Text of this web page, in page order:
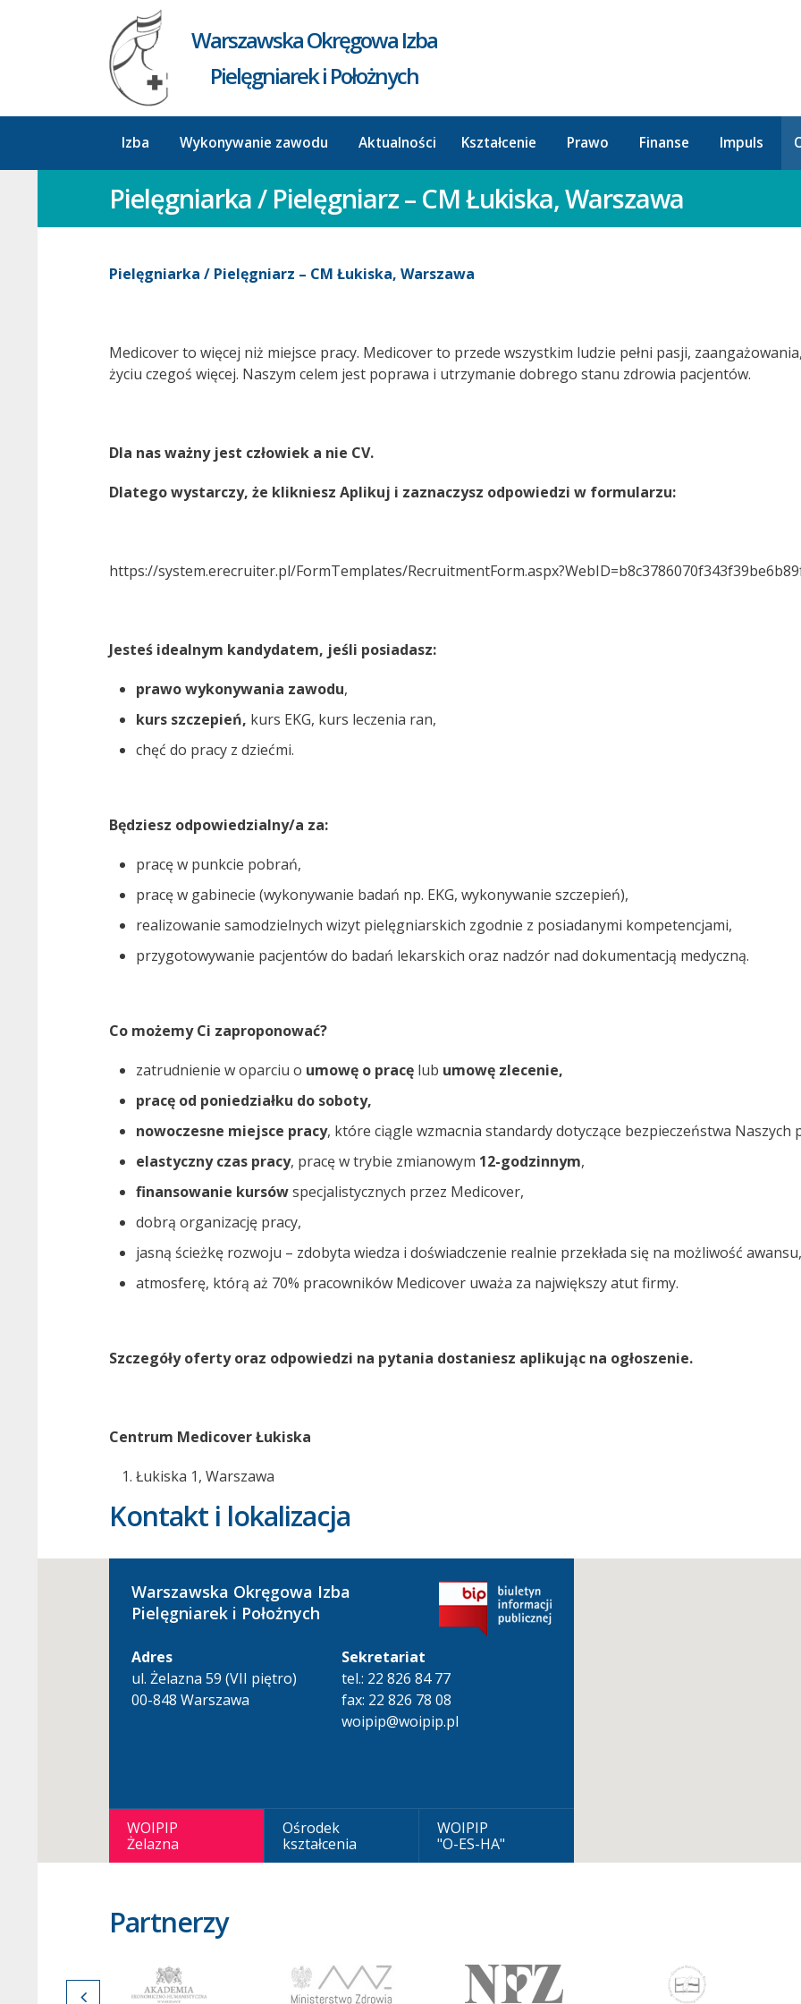
Warszawska Okręgowa Izba
Pielęgniarek i Położnych
Izba Wykonywanie zawodu Aktualności Kształcenie Prawo Finanse Impuls
Pielęgniarka / Pielęgniarz – CM Łukiska, Warszawa
Pielęgniarka / Pielęgniarz – CM Łukiska, Warszawa
Medicover to więcej niż miejsce pracy. Medicover to przede wszystkim ludzie pełni pasji,
życiu czegoś więcej. Naszym celem jest poprawa i utrzymanie dobrego stanu zdrowia pacjentów.
Dla nas ważny jest człowiek a nie CV.
Dlatego wystarczy, że klikniesz Aplikuj i zaznaczysz odpowiedzi w formularzu:
https://system.erecruiter.pl/FormTemplates/
Jesteś idealnym kandydatem, jeśli posiadasz:
prawo wykonywania zawodu,
kurs szczepień, kurs EKG, kurs leczenia ran,
chęć do pracy z dziećmi.
Będziesz odpowiedzialny/a za:
pracę w punkcie pobrań,
pracę w gabinecie (wykonywanie badań np. EKG, wykonywanie szczepień),
realizowanie samodzielnych wizyt pielęgniarskich zgodnie z posiadanymi kompetencjami,
przygotowywanie pacjentów do badań lekarskich oraz nadzór nad dokumentacją medyczną.
Co możemy Ci zaproponować?
zatrudnienie w oparciu o umowę o pracę lub umowę zlecenie,
pracę od poniedziałku do soboty,
nowoczesne miejsce pracy, które ciągle wzmacnia standardy dotyczące bezpieczeństwa Naszych
elastyczny czas pracy, pracę w trybie zmianowym 12-godzinnym,
finansowanie kursówspecjalistycznych przez Medicover,
dobrą organizację pracy,
jasną ścieżkę rozwoju – zdobyta wiedza i doświadczenie realnie przekłada się na możliwość awansu,
atmosferę, którą aż 70% pracowników Medicover uważa za największy atut firmy.
Szczegóły oferty oraz odpowiedzi na pytania dostaniesz aplikując na ogłoszenie.
Centrum Medicover Łukiska
Łukiska 1​​, Warszawa
Kontakt i lokalizacja
Warszawska Okręgowa Izba
Pielęgniarek i Położnych
Adres
ul. Żelazna 59 (VII piętro)
00-848 Warszawa
Sekretariat
tel.: 22 826 84 77
fax: 22 826 78 08
woipip@woipip.pl
WOIPIP
Żelazna
Ośrodek
kształcenia
WOIPIP
"O-ES-HA"
Partnerzy